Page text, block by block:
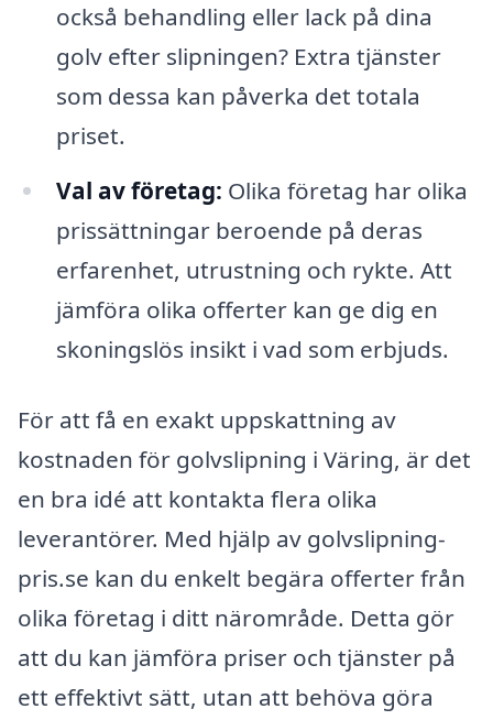
också behandling eller lack på dina
golv efter slipningen? Extra tjänster
som dessa kan påverka det totala
priset.
Val av företag: Olika företag har olika
prissättningar beroende på deras
erfarenhet, utrustning och rykte. Att
jämföra olika offerter kan ge dig en
skoningslös insikt i vad som erbjuds.
För att få en exakt uppskattning av
kostnaden för golvslipning i Väring, är det
en bra idé att kontakta flera olika
leverantörer. Med hjälp av golvslipning-
pris.se kan du enkelt begära offerter från
olika företag i ditt närområde. Detta gör
att du kan jämföra priser och tjänster på
ett effektivt sätt, utan att behöva göra